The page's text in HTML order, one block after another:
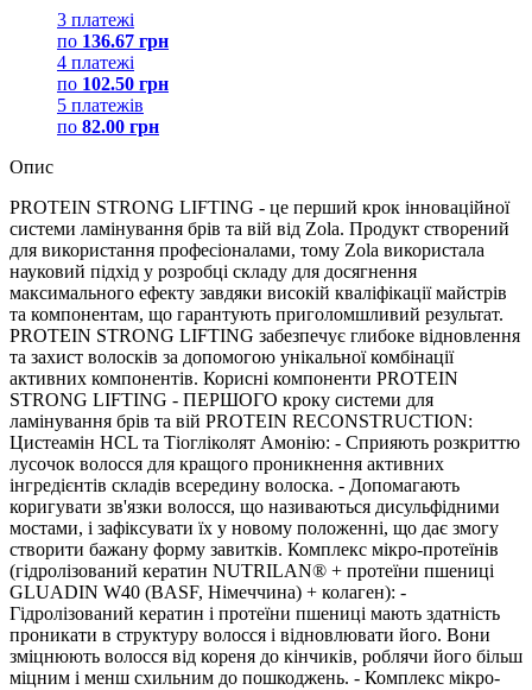
3 платежі
по 136.67 грн
4 платежі
по 102.50 грн
5 платежів
по 82.00 грн
Опис
PROTEIN STRONG LIFTING - це перший крок інноваційної
системи ламінування брів та вій від Zola. Продукт створений
для використання професіоналами, тому Zola використала
науковий підхід у розробці складу для досягнення
максимального ефекту завдяки високій кваліфікації майстрів
та компонентам, що гарантують приголомшливий результат.
PROTEIN STRONG LIFTING забезпечує глибоке відновлення
та захист волосків за допомогою унікальної комбінації
активних компонентів. Корисні компоненти PROTEIN
STRONG LIFTING - ПЕРШОГО кроку системи для
ламінування брів та вій PROTEIN RECONSTRUCTION:
Цистеамін HCL та Тіогліколят Амонію: - Сприяють розкриттю
лусочок волосся для кращого проникнення активних
інгредієнтів складів всередину волоска. - Допомагають
коригувати зв'язки волосся, що називаються дисульфідними
мостами, і зафіксувати їх у новому положенні, що дає змогу
створити бажану форму завитків. Комплекс мікро-протеїнів
(гідролізований кератин NUTRILAN® + протеїни пшениці
GLUADIN W40 (BASF, Німеччина) + колаген): -
Гідролізований кератин і протеїни пшениці мають здатність
проникати в структуру волосся і відновлювати його. Вони
зміцнюють волосся від кореня до кінчиків, роблячи його більш
міцним і менш схильним до пошкоджень. - Комплекс мікро-